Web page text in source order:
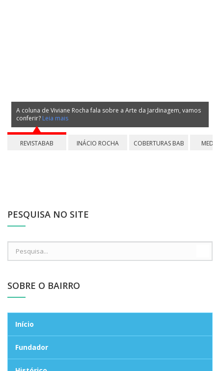
vamos
REVISTABAB
INÁCIO ROCHA COBERTURAS BAB
PESQUISA NO SITE
Site
SOBRE O BAIRRO
Início
Fundador